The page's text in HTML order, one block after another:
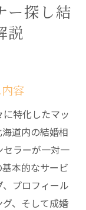
きこと
の出会いを
イス
る方法
すすめポイ
ー探し結
説
容
特化したマッ
道内の結婚相
ラーが一対一
本的なサービ
プロフィール
、そして成婚